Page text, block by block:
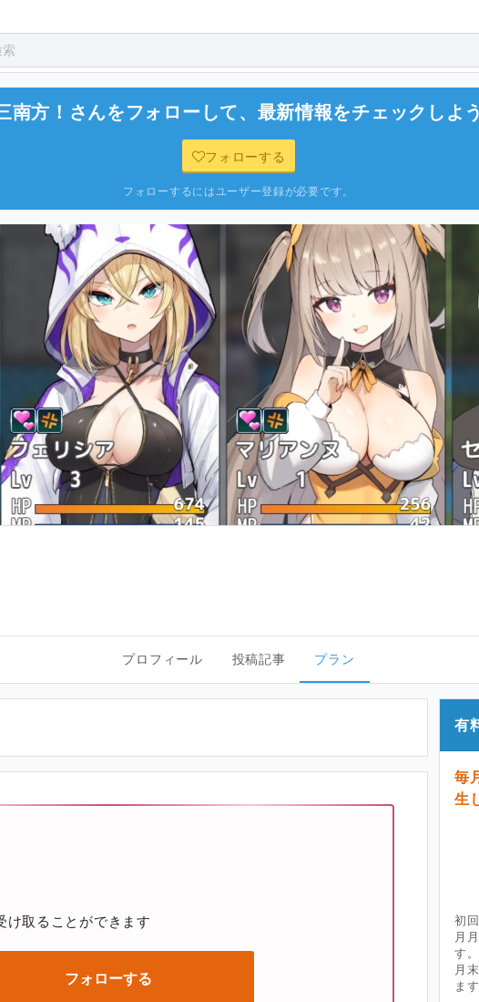
南方！ さんをフォローして、最新情報をチェックしよ
フォローする
フォローするにはユーザー登録が必要です。
プロフィール 投稿記事 プラン
け取ることができます
フォローする
有
毎
生
初
月
す
月
ます